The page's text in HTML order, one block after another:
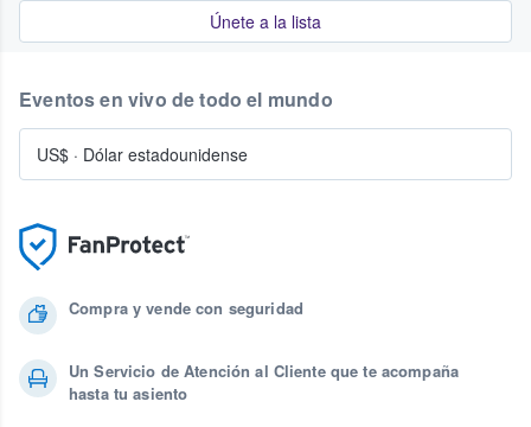
Únete a la lista
Compra y vende con seguridad
Un Servicio de Atención al Cliente que te acompaña
hasta tu asiento
Eventos en vivo de todo el mundo
US$ · Dólar estadounidense